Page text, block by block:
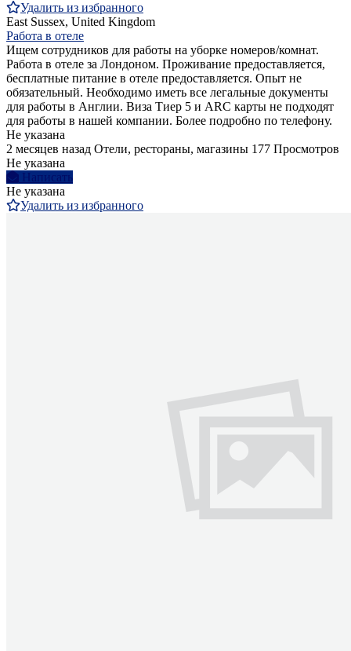
Удалить из избранного
East Sussex, United Kingdom
Работа в отеле
Ищем сотрудников для работы на уборке номеров/комнат.
Работа в отеле за Лондоном. Проживание предоставляется,
бесплатные питание в отеле предоставляется. Опыт не
обязательный. Необходимо иметь все легальные документы
для работы в Англии. Виза Тиер 5 и ARC карты не подходят
для работы в нашей компании. Более подробно по телефону.
Не указана
2 месяцев назад Отели, рестораны, магазины 177 Просмотров
Не указана
Написать
Не указана
Удалить из избранного